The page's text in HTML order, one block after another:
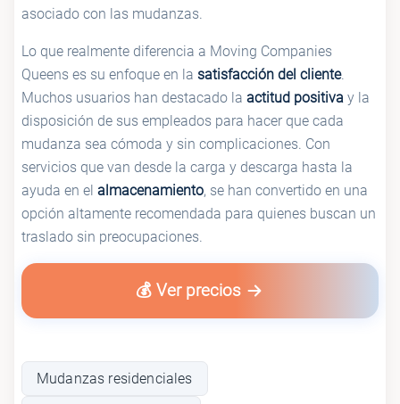
asociado con las mudanzas.
Lo que realmente diferencia a Moving Companies
Queens es su enfoque en la satisfacción del cliente.
Muchos usuarios han destacado la actitud positiva y la
disposición de sus empleados para hacer que cada
mudanza sea cómoda y sin complicaciones. Con
servicios que van desde la carga y descarga hasta la
ayuda en el almacenamiento, se han convertido en una
opción altamente recomendada para quienes buscan un
traslado sin preocupaciones.
💰 Ver precios
Mudanzas residenciales